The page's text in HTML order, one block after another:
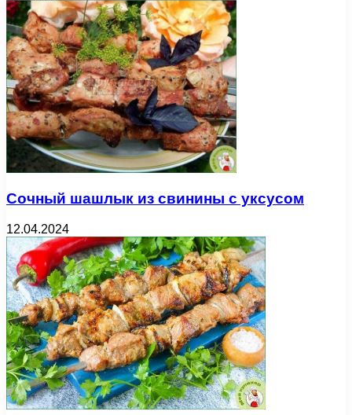
Сочный шашлык из свинины с уксусом
12.04.2024